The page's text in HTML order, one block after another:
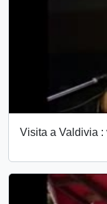
Visita a Valdivia :